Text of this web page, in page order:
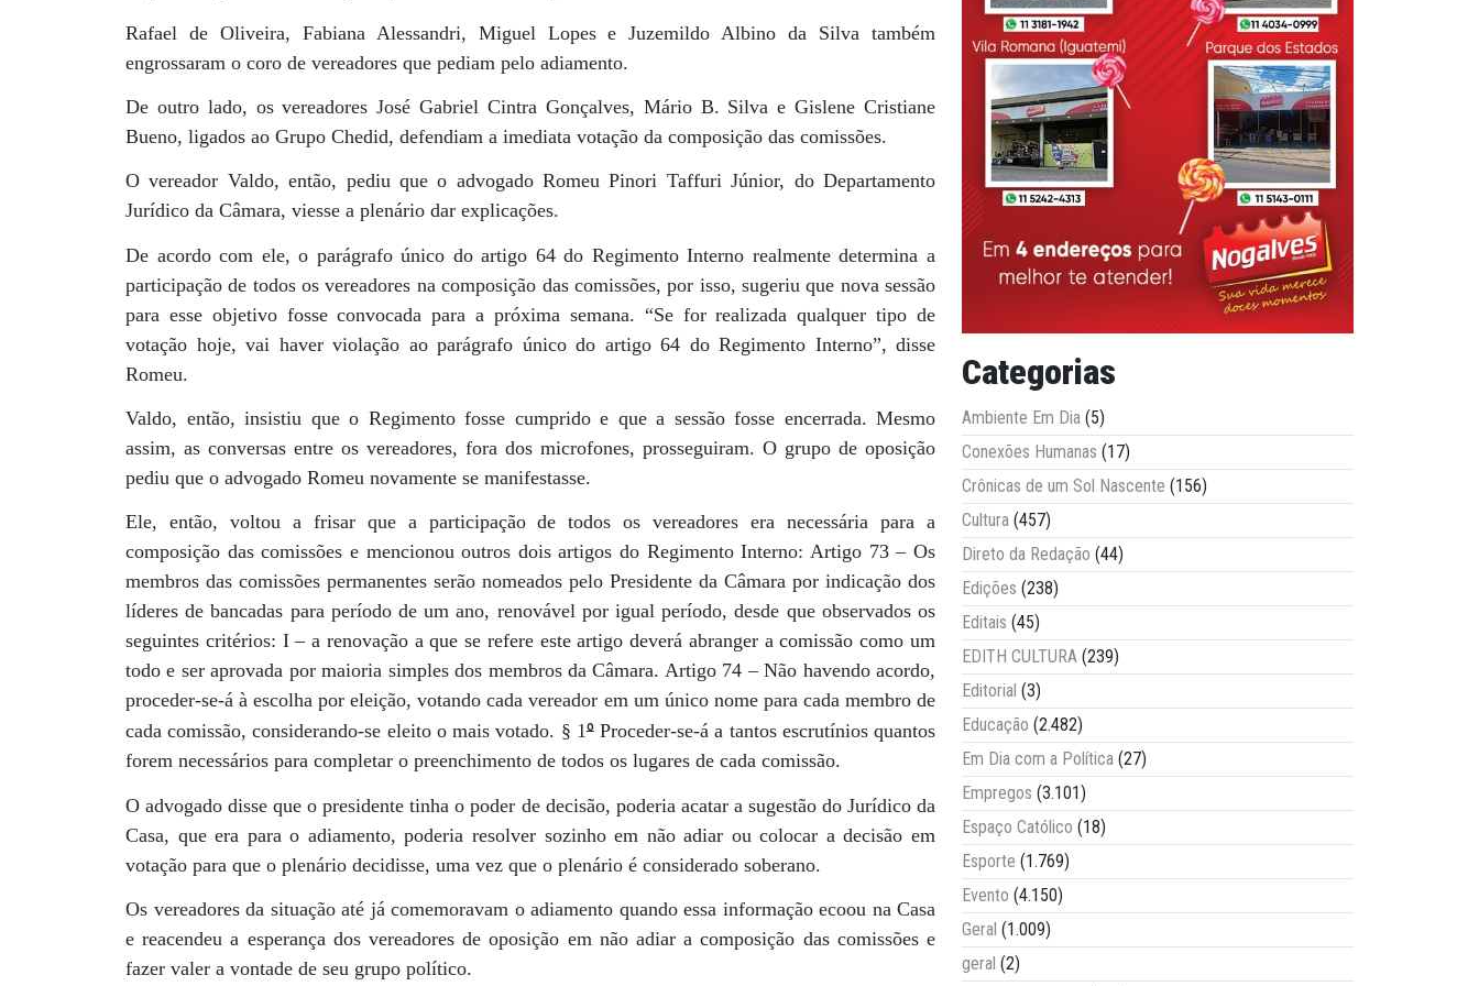
Rafael de Oliveira, Fabiana Alessandri, Miguel Lopes e Juzemildo Albino da Silva também
engrossaram o coro de vereadores que pediam pelo adiamento.
De outro lado, os vereadores José Gabriel Cintra Gonçalves, Mário B. Silva e Gislene Cristiane
Bueno, ligados ao Grupo Chedid, defendiam a imediata votação da composição das comissões.
O vereador Valdo, então, pediu que o advogado Romeu Pinori Taffuri Júnior, do Departamento
Jurídico da Câmara, viesse a plenário dar explicações.
De acordo com ele, o parágrafo único do artigo 64 do Regimento Interno realmente determina a
participação de todos os vereadores na composição das comissões, por isso, sugeriu que nova sessão
para esse objetivo fosse convocada para a próxima semana. “Se for realizada qualquer tipo de
votação hoje, vai haver violação ao parágrafo único do artigo 64 do Regimento Interno”, disse
Romeu.
Valdo, então, insistiu que o Regimento fosse cumprido e que a sessão fosse encerrada. Mesmo
assim, as conversas entre os vereadores, fora dos microfones, prosseguiram. O grupo de oposição
pediu que o advogado Romeu novamente se manifestasse.
Ele, então, voltou a frisar que a participação de todos os vereadores era necessária para a
composição das comissões e mencionou outros dois artigos do Regimento Interno: Artigo 73 – Os
membros das comissões permanentes serão nomeados pelo Presidente da Câmara por indicação dos
líderes de bancadas para período de um ano, renovável por igual período, desde que observados os
seguintes critérios: I – a renovação a que se refere este artigo deverá abranger a comissão como um
todo e ser aprovada por maioria simples dos membros da Câmara. Artigo 74 – Não havendo acordo,
proceder-se-á à escolha por eleição, votando cada vereador em um único nome para cada membro de
cada comissão, considerando-se eleito o mais votado. § 1ºProceder-se-á a tantos escrutínios quantos
forem necessários para completar o preenchimento de todos os lugares de cada comissão.
O advogado disse que o presidente tinha o poder de decisão, poderia acatar a sugestão do Jurídico da
Casa, que era para o adiamento, poderia resolver sozinho em não adiar ou colocar a decisão em
votação para que o plenário decidisse, uma vez que o plenário é considerado soberano.
Os vereadores da situação até já comemoravam o adiamento quando essa informação ecoou na Casa
e reacendeu a esperança dos vereadores de oposição em não adiar a composição das comissões e
fazer valer a vontade de seu grupo político.
Categorias
Ambiente Em Dia (5)
Conexões Humanas (17)
Crônicas de um Sol Nascente (156)
Cultura (457)
Direto da Redação (44)
Edições (238)
Editais (45)
EDITH CULTURA (239)
Editorial (3)
Educação (2.482)
Em Dia com a Política (27)
Empregos (3.101)
Espaço Católico (18)
Esporte (1.769)
Evento (4.150)
Geral (1.009)
geral (2)